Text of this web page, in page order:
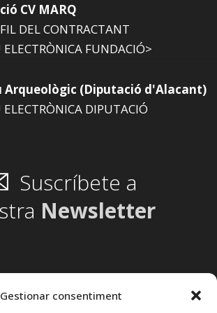
Gestionar consentiment
CV MARQ
DEL CONTRACTANT
ELECTRÒNICA FUNDACIÓ>
Arqueològic (Diputació d'Alacant)
ELECTRÒNICA DIPUTACIÓ
Suscríbete a
Newsletter